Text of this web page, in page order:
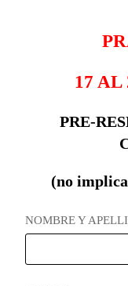
17 AL
PRE-
(no
NOMBRE Y